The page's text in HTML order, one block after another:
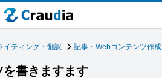
イティング・翻訳 記事・Webコンテンツ作成
書きますます